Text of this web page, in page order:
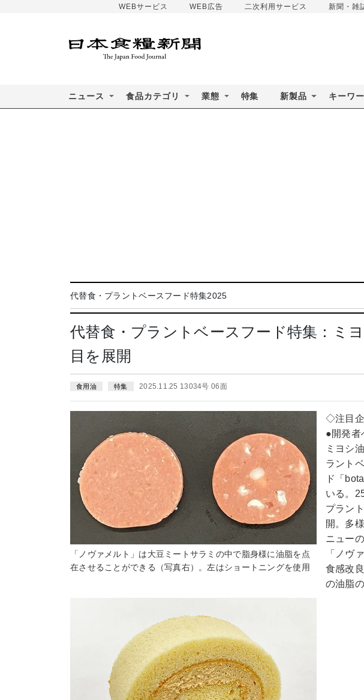
WEBサービス WEB広告 二次利用サービス 新聞・雑
ニュース 食品カテゴリ 業態 特集 新製品 キーワ
代替食・プラントベースフード特集2025
代替食・プラントベースフード特集：ミ
目を展開
食用油 特集 2025.11.25 13034号 06面
「ノヴァメルト」は大豆ミートサラミの中で脂身様に油脂を点
在させることができる（写真右）。左はショートニングを使用
◇注目企
●開発者
ミヨシ
ラント
ド「
いる。
プラン
開。多
ニュー
「ノヴ
食感改
の油脂